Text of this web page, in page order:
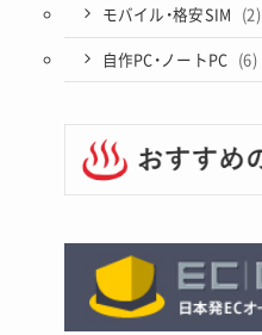
モバイル・格安SIM (2)
自作PC・ノートPC (6)